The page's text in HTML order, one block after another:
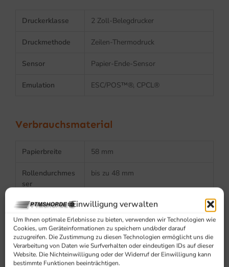
Einwilligung verwalten
Um Ihnen optimale Erlebnisse zu bieten, verwenden wir Technologien wie
Cookies, um Geräteinformationen zu speichern und/oder darauf
zuzugreifen. Die Zustimmung zu diesen Technologien ermöglicht uns die
Verarbeitung von Daten wie Surfverhalten oder eindeutigen IDs auf dieser
Website. Die Nichteinwilligung oder der Widerruf der Einwilligung kann
bestimmte Funktionen beeinträchtigen.
Druckerklasse 2 Zoll-Belegdrucker
Druckmethode Zeilen-Thermodruck
Sensor Papier-Ende-Sensor
Emulation ESC/POS™®, CPCL®
Verbrauchsmaterial
Papierbreite 58 mm
Rollendurchmes
ser
bis zu 48 mm
Medientyp Thermopapier
Zuverlässigkeit